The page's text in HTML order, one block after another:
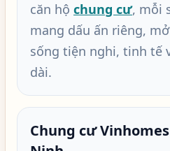
căn hộ chung cư, mỗi
mang dấu ấn riêng,
sống tiện nghi, tinh tế
dài.
Chung cư